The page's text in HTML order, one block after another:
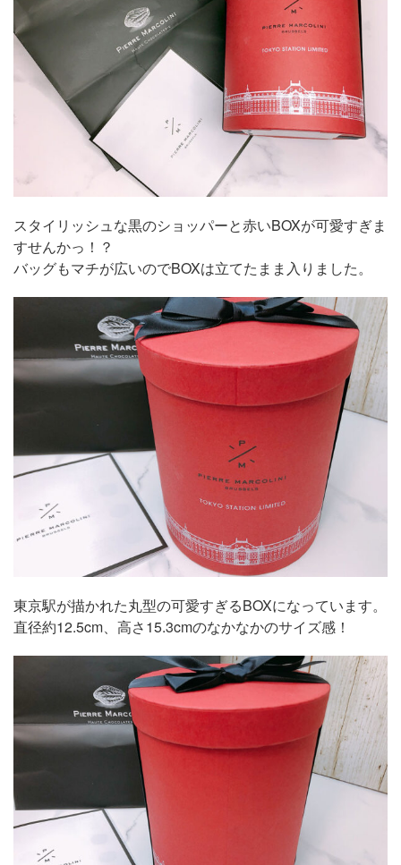
スタイリッシュな黒のショッパーと赤いBOXが可愛すぎま
すせんかっ！？
バッグもマチが広いのでBOXは立てたまま入りました。
東京駅が描かれた丸型の可愛すぎるBOXになっています。
直径約12.5cm、高さ15.3cmのなかなかのサイズ感！